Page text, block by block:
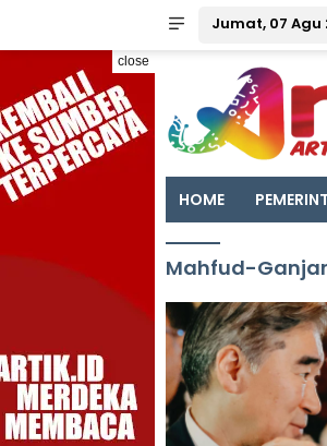
Jumat, 07 Agu
close
HOME
Mahfud-Ganjar